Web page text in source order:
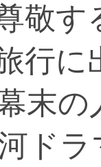
敬
行
末
ド